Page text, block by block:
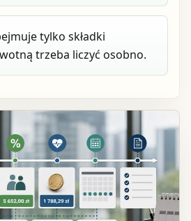
tylko składki
trzeba liczyć osobno.